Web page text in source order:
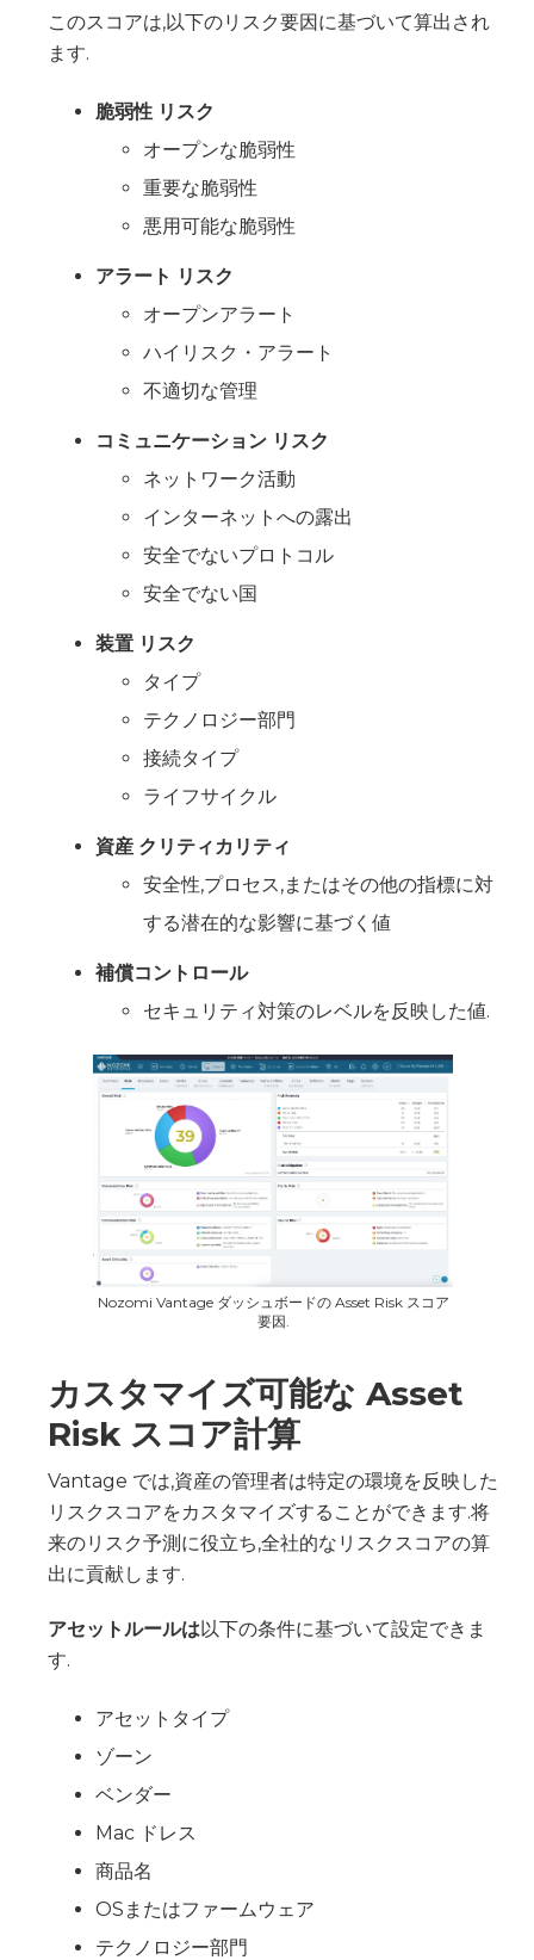
このスコアは,以下のリスク要因に基づいて算出され
ます.
脆弱性 リスク
オープンな脆弱性
重要な脆弱性
悪用可能な脆弱性
アラート リスク
オープンアラート
ハイリスク・アラート
不適切な管理
コミュニケーション リスク
ネットワーク活動
インターネットへの露出
安全でないプロトコル
安全でない国
装置 リスク
タイプ
テクノロジー部門
接続タイプ
ライフサイクル
資産 クリティカリティ
安全性,プロセス,またはその他の指標に対
する潜在的な影響に基づく値
補償コントロール
セキュリティ対策のレベルを反映した値.
Nozomi Vantage ダッシュボードの Asset Risk スコア
要因.
カスタマイズ可能な Asset
Risk スコア計算
Vantage では,資産の管理者は特定の環境を反映した
リスクスコアをカスタマイズすることができます.将
来のリスク予測に役立ち,全社的なリスクスコアの算
出に貢献します.
アセットルールは以下の条件に基づいて設定できま
す.
アセットタイプ
ゾーン
ベンダー
Mac ドレス
商品名
OSまたはファームウェア
テクノロジー部門